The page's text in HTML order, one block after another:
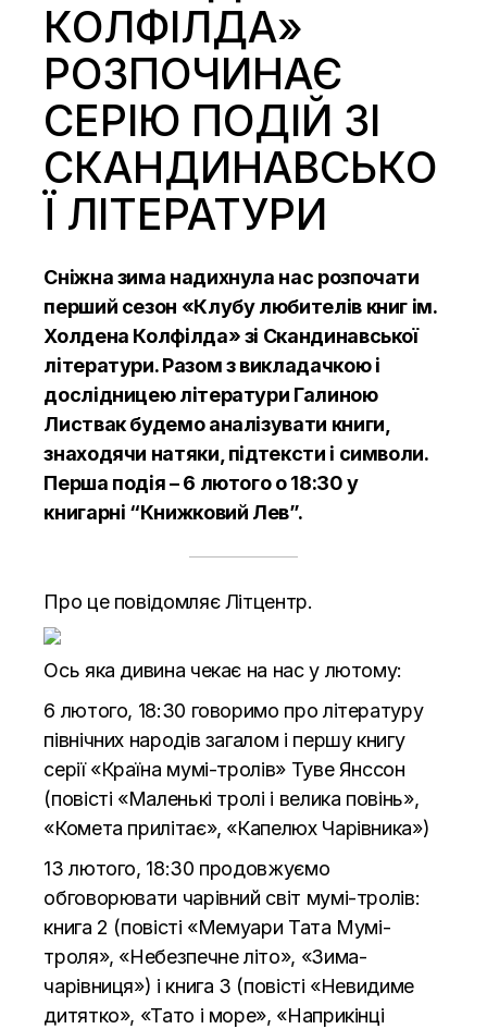
КОЛФІЛДА»
РОЗПОЧИНАЄ
СЕРІЮ ПОДІЙ ЗІ
СКАНДИНАВСЬКО
Ї ЛІТЕРАТУРИ
Сніжна зима надихнула нас розпочати
перший сезон «Клубу любителів книг ім.
Холдена Колфілда» зі Скандинавської
літератури. Разом з викладачкою і
дослідницею літератури Галиною
Листвак будемо аналізувати книги,
знаходячи натяки, підтексти і символи.
Перша подія – 6 лютого о 18:30 у
книгарні “Книжковий Лев”.
Про це повідомляєЛітцентр.
Ось яка дивина чекає на нас у лютому:
6 лютого, 18:30 говоримо про літературу
північних народів загалом і першу книгу
серії «Країна мумі-тролів» Туве Янссон
(повісті «Маленькі тролі і велика повінь»,
«Комета прилітає», «Капелюх Чарівника»)
13 лютого, 18:30 продовжуємо
обговорювати чарівний світ мумі-тролів:
книга 2 (повісті «Мемуари Тата Мумі-
троля», «Небезпечне літо», «Зима-
чарівниця») і книга 3 (повісті «Невидиме
дитятко», «Тато і море», «Наприкінці